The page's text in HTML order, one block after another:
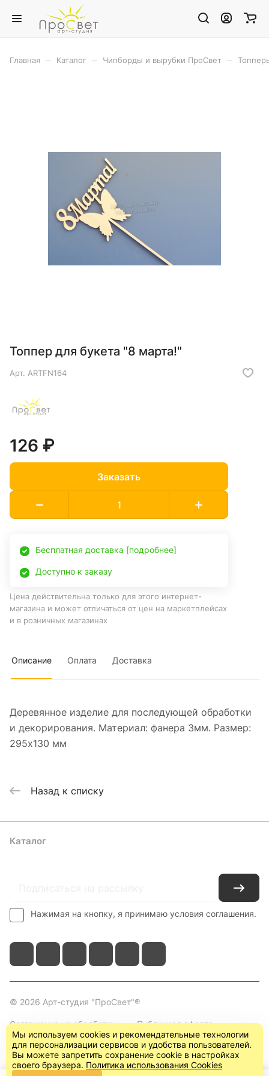
Главная Каталог Чипборды и вырубки ПроСвет
Топпер для букета "8 марта!"
Арт. ARTFN164
126 ₽
Заказать
Бесплатная доставка [подробнее]
Доступно к заказу
Цена действительна только для этого интернет-
магазина и может отличаться от цен на маркетплейсах
и в розничных магазинах
Описание Оплата Доставка
Деревянное изделие для последующей обработки
и декорирования. Материал: фанера 3мм. Размер:
295х130 мм
Назад к списку
Каталог
Нажимая на кнопку, я принимаю условия соглашения.
© 2026 Арт-студия "ПроСвет"®
Соглашение на обработку
персональных данных
Публичная оферта
(пользовательское
соглашение)
Мы используем cookies и рекомендательные технологии
для персонализации сервисов и удобства пользователей.
Вы можете запретить сохранение cookie в настройках
своего браузера. Политика использования Cookies